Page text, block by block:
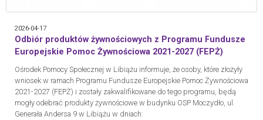
2026-04-17
Odbiór produktów żywnościowych z Programu Fundusze
Europejskie Pomoc Żywnościowa 2021-2027 (FEPŻ)
Ośrodek Pomocy Społecznej w Libiążu informuje, że osoby, które złożyły
wniosek w ramach Programu Fundusze Europejskie Pomoc Żywnościowa
2021-2027 (FEPŻ) i zostały zakwalifikowane do tego programu, będą
mogły odebrać produkty żywnościowe w budynku OSP Moczydło, ul.
Generała Andersa 9 w Libiążu w dniach: